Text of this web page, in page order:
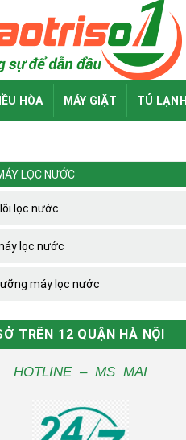
HÒA MÁY GIẶT TỦ LẠNH
LỌC NƯỚC
lọc nước
lọc nước
máy lọc nước
TRÊN 12 QUẬN HÀ NỘI
HOTLINE – MS MAI